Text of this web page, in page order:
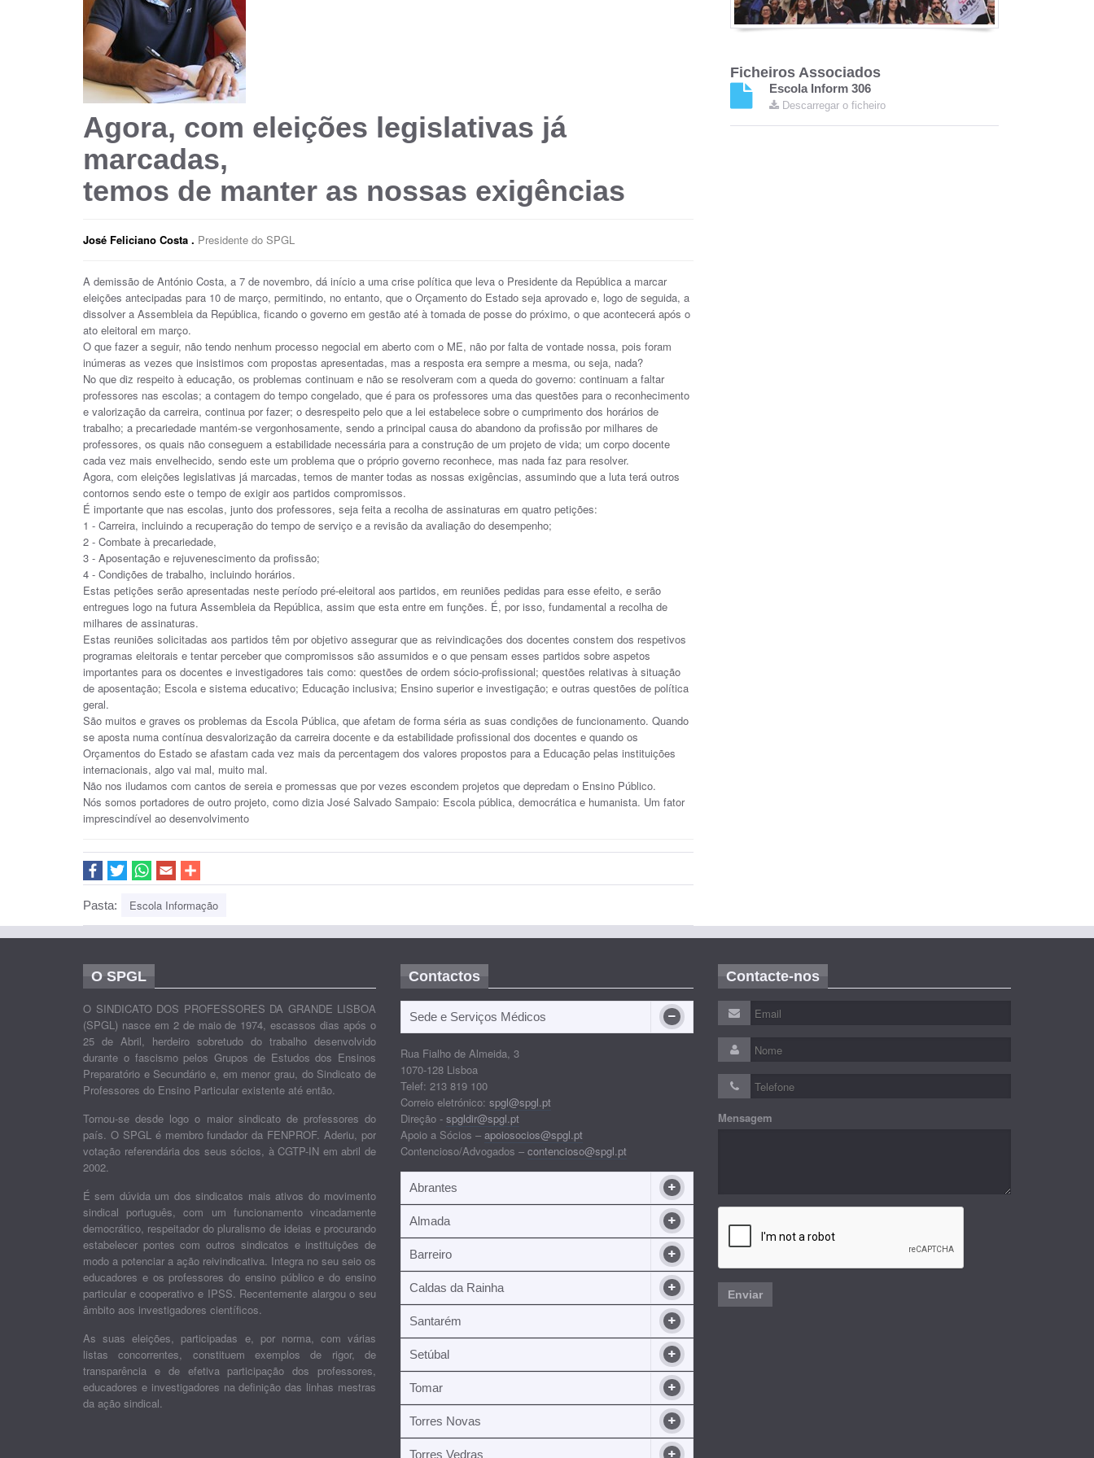
Agora, com eleições legislativas já
marcadas,
temos de manter as nossas exigências
José Feliciano Costa . Presidente do SPGL
A demissão de António Costa, a 7 de novembro, dá início a uma crise política que leva o Presidente da República a marcar
eleições antecipadas para 10 de março, permitindo, no entanto, que o Orçamento do Estado seja aprovado e, logo de seguida, a
dissolver a Assembleia da República, ficando o governo em gestão até à tomada de posse do próximo, o que acontecerá após o
ato eleitoral em março.
O que fazer a seguir, não tendo nenhum processo negocial em aberto com o ME, não por falta de vontade nossa, pois foram
inúmeras as vezes que insistimos com propostas apresentadas, mas a resposta era sempre a mesma, ou seja, nada?
No que diz respeito à educação, os problemas continuam e não se resolveram com a queda do governo: continuam a faltar
professores nas escolas; a contagem do tempo congelado, que é para os professores uma das questões para o reconhecimento
e valorização da carreira, continua por fazer; o desrespeito pelo que a lei estabelece sobre o cumprimento dos horários de
trabalho; a precariedade mantém-se vergonhosamente, sendo a principal causa do abandono da profissão por milhares de
professores, os quais não conseguem a estabilidade necessária para a construção de um projeto de vida; um corpo docente
cada vez mais envelhecido, sendo este um problema que o próprio governo reconhece, mas nada faz para resolver.
Agora, com eleições legislativas já marcadas, temos de manter todas as nossas exigências, assumindo que a luta terá outros
contornos sendo este o tempo de exigir aos partidos compromissos.
É importante que nas escolas, junto dos professores, seja feita a recolha de assinaturas em quatro petições:
1 - Carreira, incluindo a recuperação do tempo de serviço e a revisão da avaliação do desempenho;
2 - Combate à precariedade,
3 - Aposentação e rejuvenescimento da profissão;
4 - Condições de trabalho, incluindo horários.
Estas petições serão apresentadas neste período pré-eleitoral aos partidos, em reuniões pedidas para esse efeito, e serão
entregues logo na futura Assembleia da República, assim que esta entre em funções. É, por isso, fundamental a recolha de
milhares de assinaturas.
Estas reuniões solicitadas aos partidos têm por objetivo assegurar que as reivindicações dos docentes constem dos respetivos
programas eleitorais e tentar perceber que compromissos são assumidos e o que pensam esses partidos sobre aspetos
importantes para os docentes e investigadores tais como: questões de ordem sócio-profissional; questões relativas à situação
de aposentação; Escola e sistema educativo; Educação inclusiva; Ensino superior e investigação; e outras questões de política
geral.
São muitos e graves os problemas da Escola Pública, que afetam de forma séria as suas condições de funcionamento. Quando
se aposta numa contínua desvalorização da carreira docente e da estabilidade profissional dos docentes e quando os
Orçamentos do Estado se afastam cada vez mais da percentagem dos valores propostos para a Educação pelas instituições
internacionais, algo vai mal, muito mal.
Não nos iludamos com cantos de sereia e promessas que por vezes escondem projetos que depredam o Ensino Público.
Nós somos portadores de outro projeto, como dizia José Salvado Sampaio: Escola pública, democrática e humanista. Um fator
imprescindível ao desenvolvimento
Pasta: Escola Informação
Ficheiros Associados
Escola Inform 306
Descarregar o ficheiro
O SPGL
O SINDICATO DOS PROFESSORES DA GRANDE LISBOA
(SPGL) nasce em 2 de maio de 1974, escassos dias após o
25 de Abril, herdeiro sobretudo do trabalho desenvolvido
durante o fascismo pelos Grupos de Estudos dos Ensinos
Preparatório e Secundário e, em menor grau, do Sindicato de
Professores do Ensino Particular existente até então.
Tornou-se desde logo o maior sindicato de professores do
país. O SPGL é membro fundador da FENPROF. Aderiu, por
votação referendária dos seus sócios, à CGTP-IN em abril de
2002.
É sem dúvida um dos sindicatos mais ativos do movimento
sindical português, com um funcionamento vincadamente
democrático, respeitador do pluralismo de ideias e procurando
estabelecer pontes com outros sindicatos e instituições de
modo a potenciar a ação reivindicativa. Integra no seu seio os
educadores e os professores do ensino público e do ensino
particular e cooperativo e IPSS. Recentemente alargou o seu
âmbito aos investigadores científicos.
As suas eleições, participadas e, por norma, com várias
listas concorrentes, constituem exemplos de rigor, de
transparência e de efetiva participação dos professores,
educadores e investigadores na definição das linhas mestras
da ação sindical.
Contactos
Sede e Serviços Médicos
Rua Fialho de Almeida, 3
1070-128 Lisboa
Telef: 213 819 100
Correio eletrónico: spgl@spgl.pt
Direção - spgldir@spgl.pt
Apoio a Sócios – apoiosocios@spgl.pt
Contencioso/Advogados – contencioso@spgl.pt
Abrantes
Almada
Barreiro
Caldas da Rainha
Santarém
Setúbal
Tomar
Torres Novas
Torres Vedras
Contacte-nos
Mensagem
Enviar